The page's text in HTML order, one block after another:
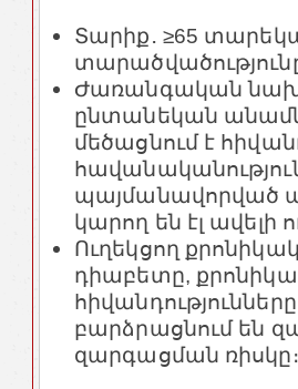
Տարիք․ ≥65
Ժառանգական
ընտանեկան
մեծացնում է
պայմանավորված
կարող են էլ ավելի
Ուղեկցող
դիաբետը,
բարձրացնում են
զարգացման ռիսկը։